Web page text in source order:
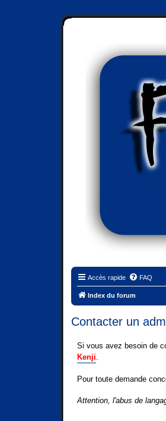
Accès rapide FAQ
Index du forum
Contacter un
Si vous avez besoin de
Kenji.
Pour toute demande
Attention, l'abus de